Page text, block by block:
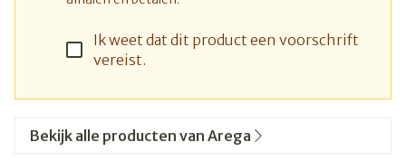
Ik weet dat dit product een voorschrift
vereist.
Bekijk alle producten van Arega